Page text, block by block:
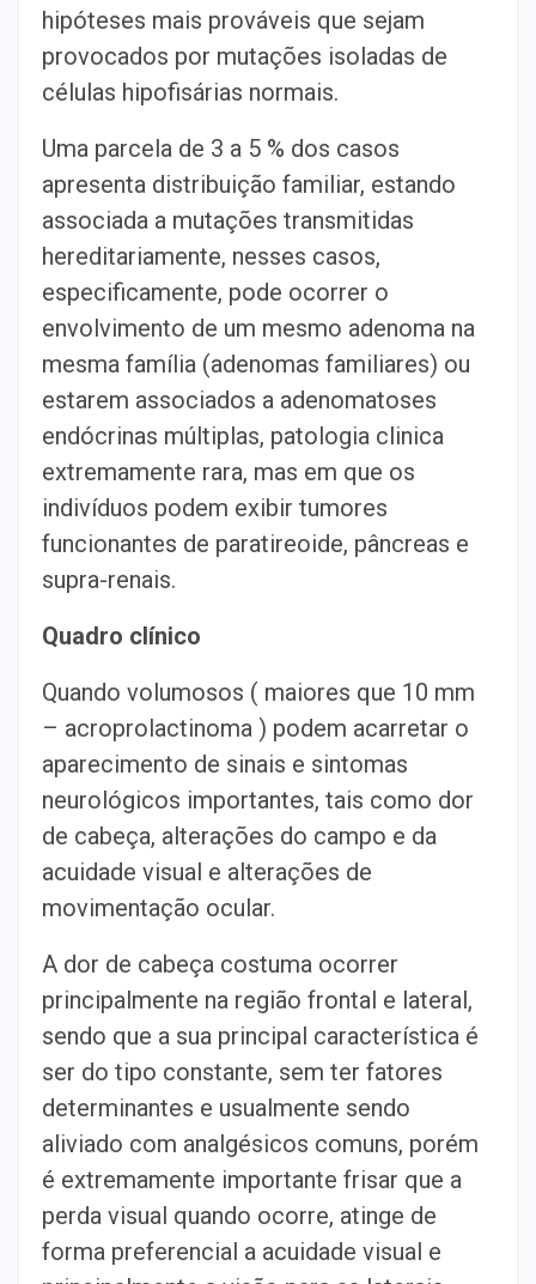
hipóteses mais prováveis que sejam
provocados por mutações isoladas de
células hipofisárias normais.
Uma parcela de 3 a 5 % dos casos
apresenta distribuição familiar, estando
associada a mutações transmitidas
hereditariamente, nesses casos,
especificamente, pode ocorrer o
envolvimento de um mesmo adenoma na
mesma família (adenomas familiares) ou
estarem associados a adenomatoses
endócrinas múltiplas, patologia clinica
extremamente rara, mas em que os
indivíduos podem exibir tumores
funcionantes de paratireoide, pâncreas e
supra-renais.
Quadro clínico
Quando volumosos ( maiores que 10 mm
– acroprolactinoma ) podem acarretar o
aparecimento de sinais e sintomas
neurológicos importantes, tais como dor
de cabeça, alterações do campo e da
acuidade visual e alterações de
movimentação ocular.
A dor de cabeça costuma ocorrer
principalmente na região frontal e lateral,
sendo que a sua principal característica é
ser do tipo constante, sem ter fatores
determinantes e usualmente sendo
aliviado com analgésicos comuns, porém
é extremamente importante frisar que a
perda visual quando ocorre, atinge de
forma preferencial a acuidade visual e